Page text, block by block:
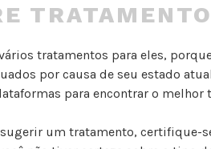
tratamentos para eles,
por causa de seu estado
para encontrar o melhor
um tratamento, certifique-